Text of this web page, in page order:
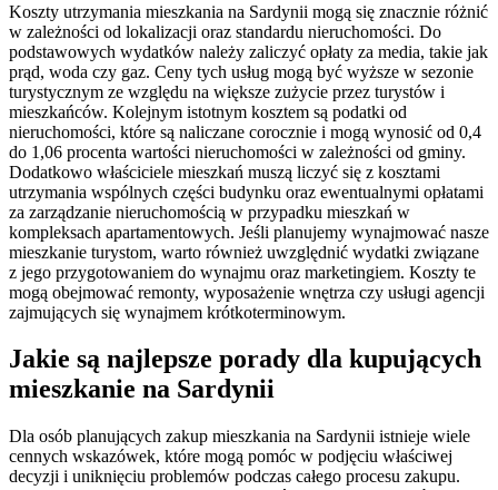
Koszty utrzymania mieszkania na Sardynii mogą się znacznie różnić
w zależności od lokalizacji oraz standardu nieruchomości. Do
podstawowych wydatków należy zaliczyć opłaty za media, takie jak
prąd, woda czy gaz. Ceny tych usług mogą być wyższe w sezonie
turystycznym ze względu na większe zużycie przez turystów i
mieszkańców. Kolejnym istotnym kosztem są podatki od
nieruchomości, które są naliczane corocznie i mogą wynosić od 0,4
do 1,06 procenta wartości nieruchomości w zależności od gminy.
Dodatkowo właściciele mieszkań muszą liczyć się z kosztami
utrzymania wspólnych części budynku oraz ewentualnymi opłatami
za zarządzanie nieruchomością w przypadku mieszkań w
kompleksach apartamentowych. Jeśli planujemy wynajmować nasze
mieszkanie turystom, warto również uwzględnić wydatki związane
z jego przygotowaniem do wynajmu oraz marketingiem. Koszty te
mogą obejmować remonty, wyposażenie wnętrza czy usługi agencji
zajmujących się wynajmem krótkoterminowym.
Jakie są najlepsze porady dla kupujących
mieszkanie na Sardynii
Dla osób planujących zakup mieszkania na Sardynii istnieje wiele
cennych wskazówek, które mogą pomóc w podjęciu właściwej
decyzji i uniknięciu problemów podczas całego procesu zakupu.